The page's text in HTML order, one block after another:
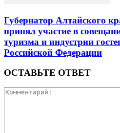
Губернатор Алтайского
принял участие в
туризма и индустрии
Российской Федерации
ОСТАВЬТЕ ОТВЕТ